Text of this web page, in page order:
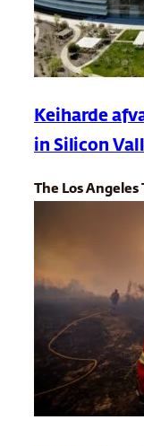
Keiharde
in Silicon
The Los Angeles